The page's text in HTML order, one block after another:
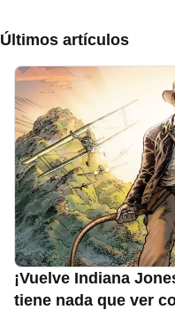
Últimos artículos
¡Vuelve Indiana
tiene nada que ver